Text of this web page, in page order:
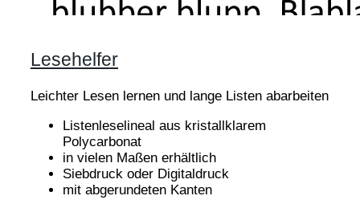
Lesehelfer
Leichter Lesen lernen und lange Listen abarbeiten
Listenleselineal aus kristallklarem
Polycarbonat
in vielen Maßen erhältlich
Siebdruck oder Digitaldruck
mit abgerundeten Kanten